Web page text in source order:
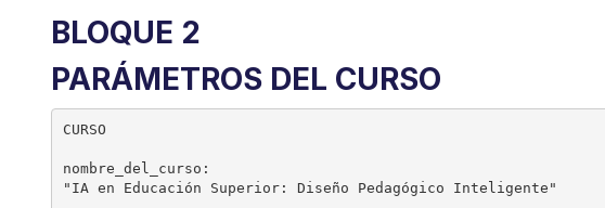
BLOQUE 2
PARÁMETROS DEL CURSO
CURSO
nombre_del_curso:
"IA en Educación Superior: Diseño Pedagógico Inteligente"